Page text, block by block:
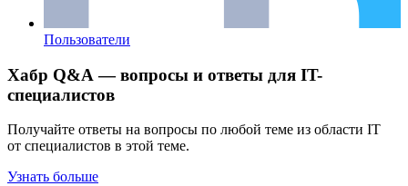
Пользователи
Хабр Q&A — вопросы и ответы для IT-
специалистов
Получайте ответы на вопросы по любой теме из области IT
от специалистов в этой теме.
Узнать больше